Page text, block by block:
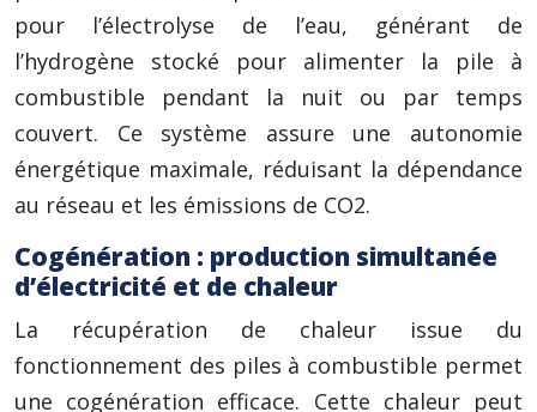
pour l’électrolyse de l’eau, générant de
l’hydrogène stocké pour alimenter la pile à
combustible pendant la nuit ou par temps
couvert. Ce système assure une autonomie
énergétique maximale, réduisant la dépendance
au réseau et les émissions de CO2.
Cogénération : production simultanée
d’électricité et de chaleur
La récupération de chaleur issue du
fonctionnement des piles à combustible permet
une cogénération efficace. Cette chaleur peut